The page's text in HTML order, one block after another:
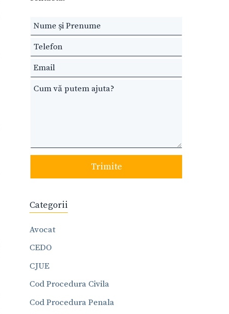
Leave
this
field
blank
Trimite
Categorii
Avocat
CEDO
CJUE
Cod Procedura Civila
Cod Procedura Penala